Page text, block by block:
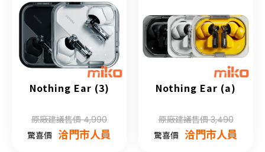
Nothing Ear (3)
原廠建議售價 4,990
驚喜價 洽門市人員
Nothing Ear (a)
原廠建議售價 3,490
驚喜價 洽門市人員